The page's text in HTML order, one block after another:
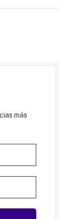
más